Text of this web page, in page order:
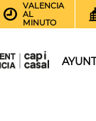
VALENCIA
AL
MINUTO